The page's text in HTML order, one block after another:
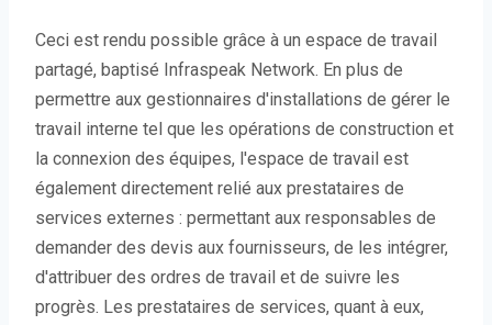
Ceci est rendu possible grâce à un espace de travail
partagé, baptisé Infraspeak Network. En plus de
permettre aux gestionnaires d'installations de gérer le
travail interne tel que les opérations de construction et
la connexion des équipes, l'espace de travail est
également directement relié aux prestataires de
services externes : permettant aux responsables de
demander des devis aux fournisseurs, de les intégrer,
d'attribuer des ordres de travail et de suivre les
progrès. Les prestataires de services, quant à eux,